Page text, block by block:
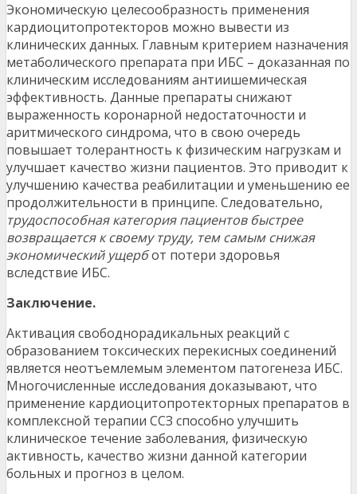
Экономическую целесообразность применения
кардиоцитопротекторов можно вывести из
клинических данных. Главным критерием назначения
метаболического препарата при ИБС – доказанная по
клиническим исследованиям антиишемическая
эффективность. Данные препараты снижают
выраженность коронарной недостаточности и
аритмического синдрома, что в свою очередь
повышает толерантность к физическим нагрузкам и
улучшает качество жизни пациентов. Это приводит к
улучшению качества реабилитации и уменьшению ее
продолжительности в принципе. Следовательно,
трудоспособная категория пациентов быстрее
возвращается к своему труду, тем самым снижая
экономический ущербот потери здоровья
вследствие ИБС.
Заключение.
Активация свободнорадикальных реакций с
образованием токсических перекисных соединений
является неотъемлемым элементом патогенеза ИБС.
Многочисленные исследования доказывают, что
применение кардиоцитопротекторных препаратов в
комплексной терапии ССЗ способно улучшить
клиническое течение заболевания, физическую
активность, качество жизни данной категории
больных и прогноз в целом.